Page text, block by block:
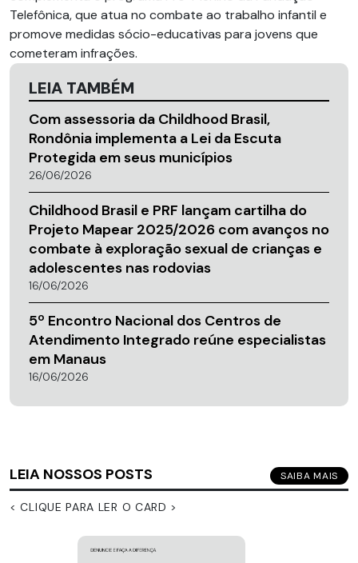
Telefônica, que atua no combate ao trabalho infantil e
promove medidas sócio-educativas para jovens que
cometeram infrações.
LEIA TAMBÉM
Com assessoria da Childhood Brasil,
Rondônia implementa a Lei da Escuta
Protegida em seus municípios
26/06/2026
Childhood Brasil e PRF lançam cartilha do
Projeto Mapear 2025/2026 com avanços no
combate à exploração sexual de crianças e
adolescentes nas rodovias
16/06/2026
5º Encontro Nacional dos Centros de
Atendimento Integrado reúne especialistas
em Manaus
16/06/2026
LEIA NOSSOS POSTS SAIBA MAIS
< CLIQUE PARA LER O CARD >